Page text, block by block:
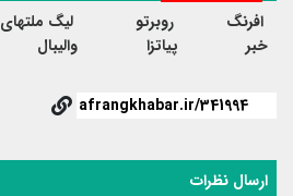
افرنگ
خبر
روبرتو
پیاتزا
لیگ ملتهای
والیبال
ارسال نظرات